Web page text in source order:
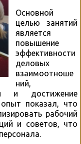
Основной
целью занятий
является
повышение
эффективности
деловых
взаимоотноше
ний,
и достижение
показал, что
рабочий
и советов, что